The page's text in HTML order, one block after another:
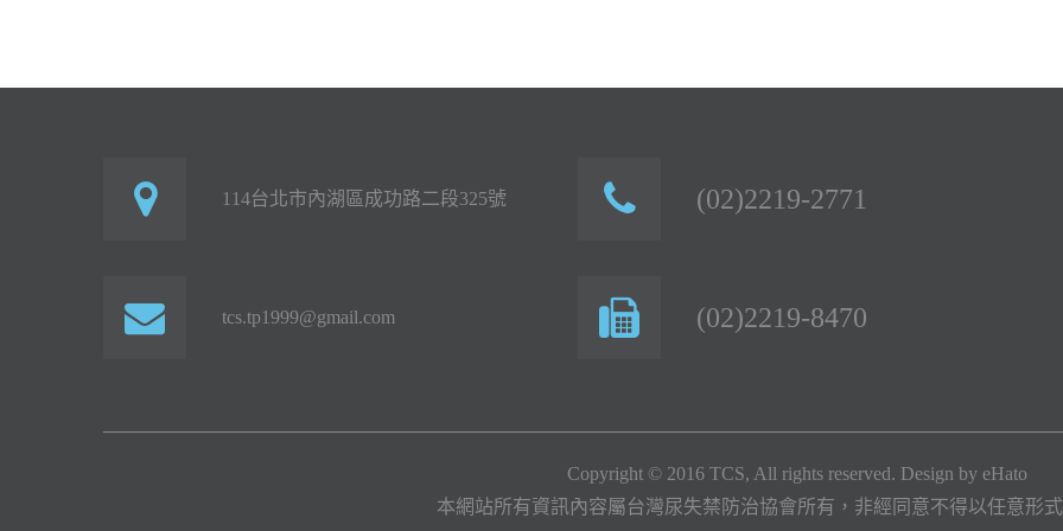
114台北市內湖區成功路二段325號
tcs.tp1999@gmail.com
(02)2219-2771
(02)2219-8470
Copyright © 2016 TCS, All rights reserved. Design by eHato
本網站所有資訊內容屬台灣尿失禁防治協會所有，非經同意不得以任意形